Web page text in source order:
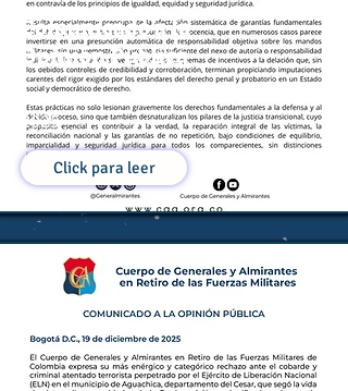
Comunicado a la
Opinión Pública
22 de Diciembre de
2025
Click para leer